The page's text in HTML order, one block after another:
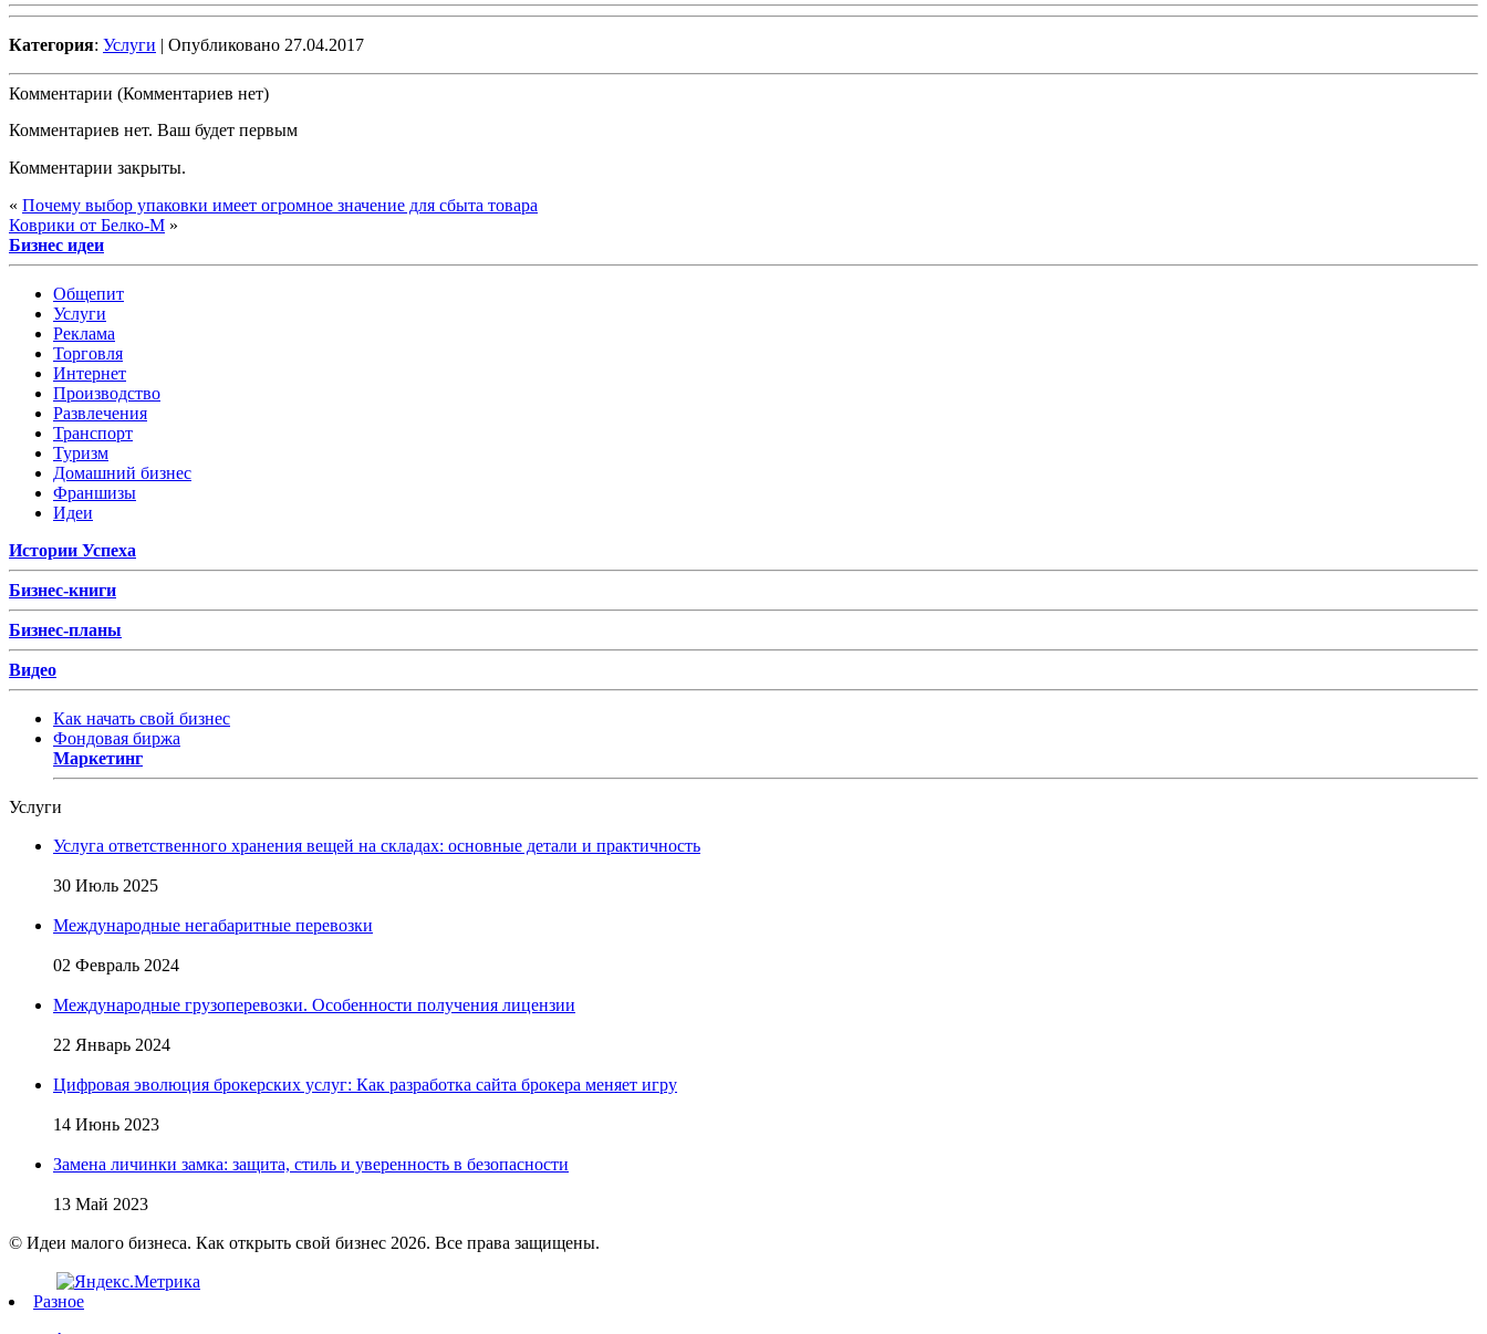
Категория: Услуги | Опубликовано 27.04.2017
Комментарии (Комментариев нет)
Комментариев нет. Ваш будет первым
Комментарии закрыты.
« Почему выбор упаковки имеет огромное значение для сбыта товара
Коврики от Белко-М »
Бизнес идеи
Общепит
Услуги
Реклама
Торговля
Интернет
Производство
Развлечения
Транспорт
Туризм
Домашний бизнес
Франшизы
Идеи
Истории Успеха
Бизнес-книги
Бизнес-планы
Видео
Как начать свой бизнес
Фондовая биржа
Маркетинг
Услуги
Услуга ответственного хранения вещей на складах: основные детали и практичность
30 Июль 2025
Международные негабаритные перевозки
02 Февраль 2024
Международные грузоперевозки. Особенности получения лицензии
22 Январь 2024
Цифровая эволюция брокерских услуг: Как разработка сайта брокера меняет игру
14 Июнь 2023
Замена личинки замка: защита, стиль и уверенность в безопасности
13 Май 2023
© Идеи малого бизнеса. Как открыть свой бизнес 2026. Все права защищены.
Разное